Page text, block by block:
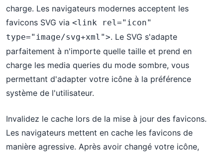
charge. Les navigateurs modernes acceptent les
favicons SVG via <link rel="icon"
type="image/svg+xml">. Le SVG s'adapte
parfaitement à n'importe quelle taille et prend en
charge les media queries du mode sombre, vous
permettant d'adapter votre icône à la préférence
système de l'utilisateur.
Invalidez le cache lors de la mise à jour des favicons.
Les navigateurs mettent en cache les favicons de
manière agressive. Après avoir changé votre icône,